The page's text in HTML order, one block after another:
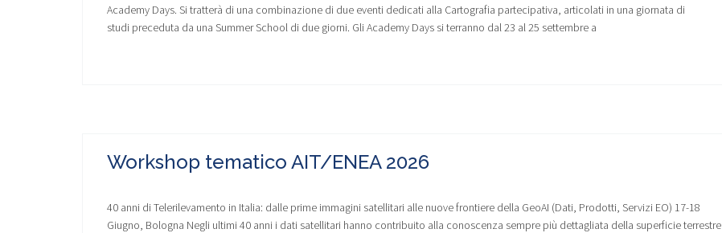
Academy Days. Si tratterà di una combinazione di due eventi dedicati alla Cartografia partecipativa, articolati in una giornata di
studi preceduta da una Summer School di due giorni. Gli Academy Days si terranno dal 23 al 25 settembre a
Workshop tematico AIT/ENEA 2026
40 anni di Telerilevamento in Italia: dalle prime immagini satellitari alle nuove frontiere della GeoAI (Dati, Prodotti, Servizi EO) 17-18
Giugno, Bologna Negli ultimi 40 anni i dati satellitari hanno contribuito alla conoscenza sempre più dettagliata della superficie terrestre